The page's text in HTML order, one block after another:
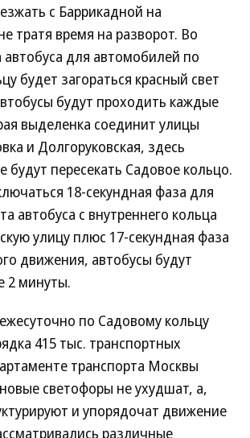
с Баррикадной на
тратя время на разворот. Во
для автомобилей по
будет загораться красный свет
будут проходить каждые
выделенка соединит улицы
и Долгоруковская, здесь
будут пересекать Садовое кольцо.
18-секундная фаза для
автобуса с внутреннего кольца
улицу плюс 17-секундная фаза
движения, автобусы будут
2 минуты.
по Садовому кольцу
415 тыс. транспортных
транспорта Москвы
светофоры не ухудшат, а,
и упорядочат движение
различные